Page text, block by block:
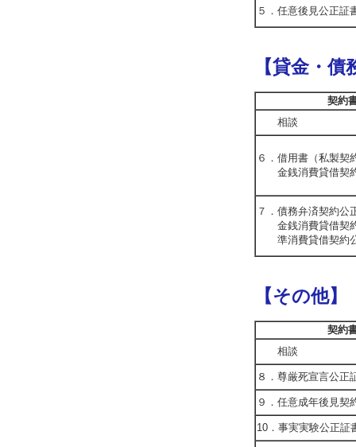
５．任意後見公正証
【貸金・
契約
相談
６．借用書（私製契
金銭消費貸借契
７．債務弁済契約公
金銭消費貸借契
準消費貸借契約
【その他】
契約
相談
８．尊厳死宣言公正
９．任意成年後見契
10．事実実験公正証